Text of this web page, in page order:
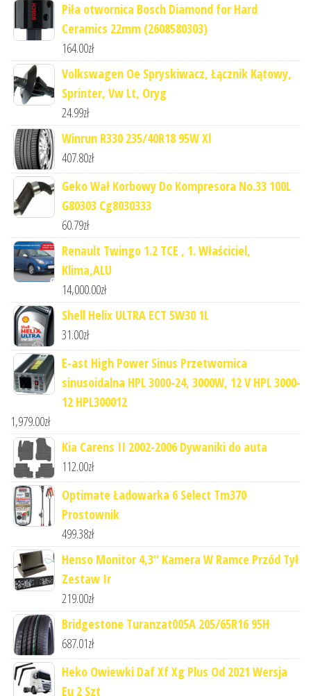
Piła otwornica Bosch Diamond for Hard
Ceramics 22mm (2608580303)
164.00zł
Volkswagen Oe Spryskiwacz, Łącznik Kątowy,
Sprinter, Vw Lt, Oryg
24.99zł
Winrun R330 235/40R18 95W Xl
407.80zł
Geko Wał Korbowy Do Kompresora No.33 100L
G80303 Cg8030333
60.79zł
Renault Twingo 1.2 TCE , 1. Właściciel,
Klima,ALU
14,000.00zł
Shell Helix ULTRA ECT 5W30 1L
31.00zł
E-ast High Power Sinus Przetwornica
sinusoidalna HPL 3000-24, 3000W, 12 V HPL 3000-
12 HPL300012
1,979.00zł
Kia Carens II 2002-2006 Dywaniki do auta
112.00zł
Optimate Ładowarka 6 Select Tm370
Prostownik
499.38zł
Henso Monitor 4,3'' Kamera W Ramce Przód Tył
Zestaw Ir
219.00zł
Bridgestone Turanzat005A 205/65R16 95H
687.01zł
Heko Owiewki Daf Xf Xg Plus Od 2021 Wersja
Eu 2 Szt